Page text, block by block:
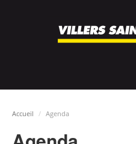
Accueil Agenda